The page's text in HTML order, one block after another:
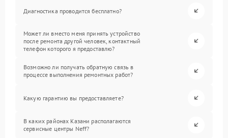
Диагностика проводится бесплатно?
Может ли вместо меня принять устройство
после ремонта другой человек, контактный
телефон которого я предоставлю?
Возможно ли получать обратную связь в
процессе выполнения ремонтных работ?
Какую гарантию вы предоставляете?
В каких районах Казани располагаются
сервисные центры Neff?